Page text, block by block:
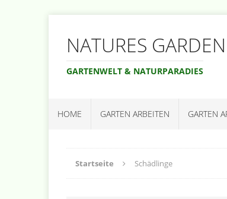
NATURES
GARTENWELT & NATURPARADIES
HOME GARTEN ARBEITEN GARTEN
Startseite Schädlinge